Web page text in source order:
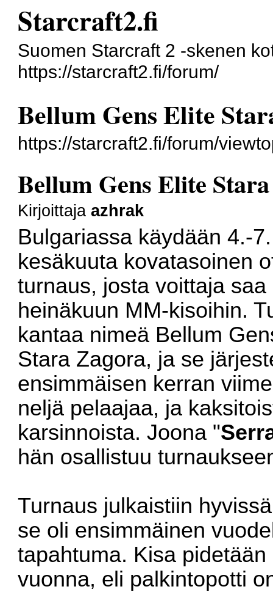
Starcraft2.fi
Suomen Starcraft 2 -skenen
https://starcraft2.fi/forum/
Bellum Gens Elite
https://starcraft2.fi/forum/
Bellum Gens Elite
Kirjoittajaazhrak
Bulgariassa käydään 4.-7.
kesäkuuta kovatasoinen
turnaus, josta voittaja saa
heinäkuun MM-kisoihin.
kantaa nimeä Bellum
Stara Zagora, ja se
ensimmäisen kerran
neljä pelaajaa, ja
karsinnoista. Joona "
hän osallistuu
Turnaus julkaistiin
se oli ensimmäinen
tapahtuma. Kisa
vuonna, eli palkintopotti